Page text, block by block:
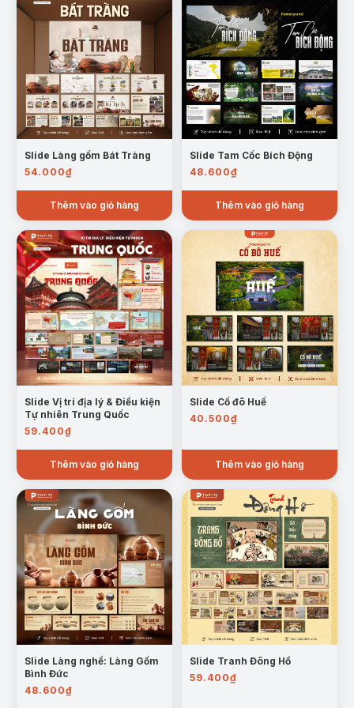
Slide Làng gốm Bát Tràng
54.000₫
Thêm vào giỏ hàng
Slide Tam Cốc Bích Động
48.600₫
Thêm vào giỏ hàng
Slide Vị trí địa lý & Điều kiện
Tự nhiên Trung Quốc
59.400₫
Thêm vào giỏ hàng
Slide Cố đô Huế
40.500₫
Thêm vào giỏ hàng
Slide Làng nghề: Làng Gốm
Bình Đức
48.600₫
Slide Tranh Đông Hồ
59.400₫